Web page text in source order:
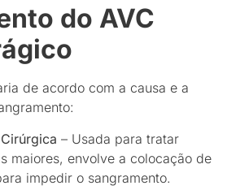
do AVC
de acordo com a causa e a
– Usada para tratar
maiores, envolve a colocação de
impedir o sangramento.